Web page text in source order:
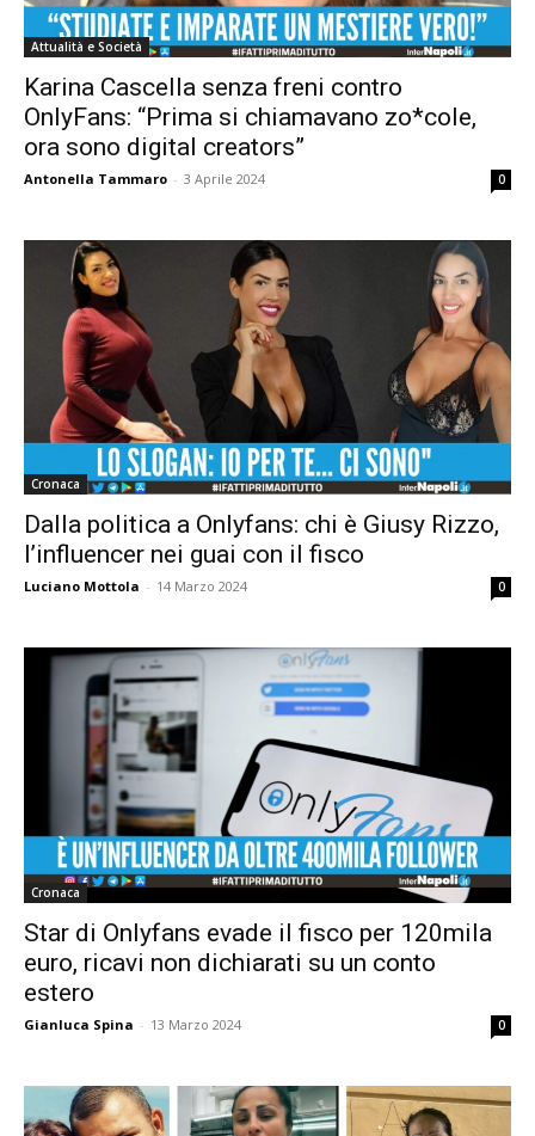
Attualità e Società
Karina Cascella senza freni contro
OnlyFans: “Prima si chiamavano zo*cole,
ora sono digital creators”
Antonella Tammaro - 3 Aprile 2024 0
Cronaca
Dalla politica a Onlyfans: chi è Giusy Rizzo,
l’influencer nei guai con il fisco
Luciano Mottola - 14 Marzo 2024 0
Cronaca
Star di Onlyfans evade il fisco per 120mila
euro, ricavi non dichiarati su un conto
estero
Gianluca Spina - 13 Marzo 2024 0